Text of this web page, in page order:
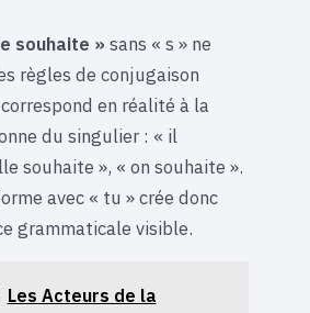
souhaite » sans « s » ne
règles de conjugaison
en réalité à la
du singulier : « il
souhaite », « on souhaite ».
avec « tu » crée donc
grammaticale visible.
Les Acteurs de la